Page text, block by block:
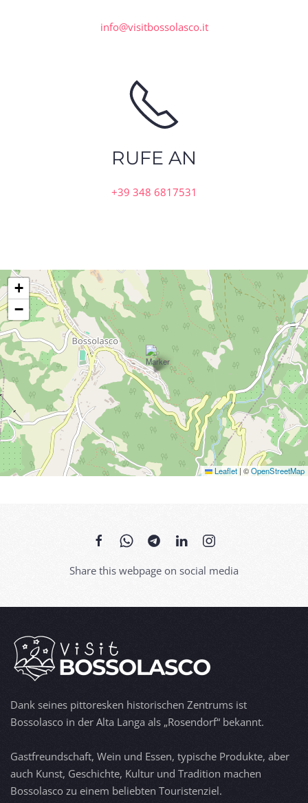
info@visitbossolasco.it
RUFE AN
+39 348 6817531
+
−
Leaflet | ©OpenStreetMap
Share this webpage on social media
Dank seines pittoresken historischen Zentrums ist
Bossolasco in der Alta Langa als „Rosendorf“ bekannt.
Gastfreundschaft, Wein und Essen, typische Produkte, aber
auch Kunst, Geschichte, Kultur und Tradition machen
Bossolasco zu einem beliebten Touristenziel.